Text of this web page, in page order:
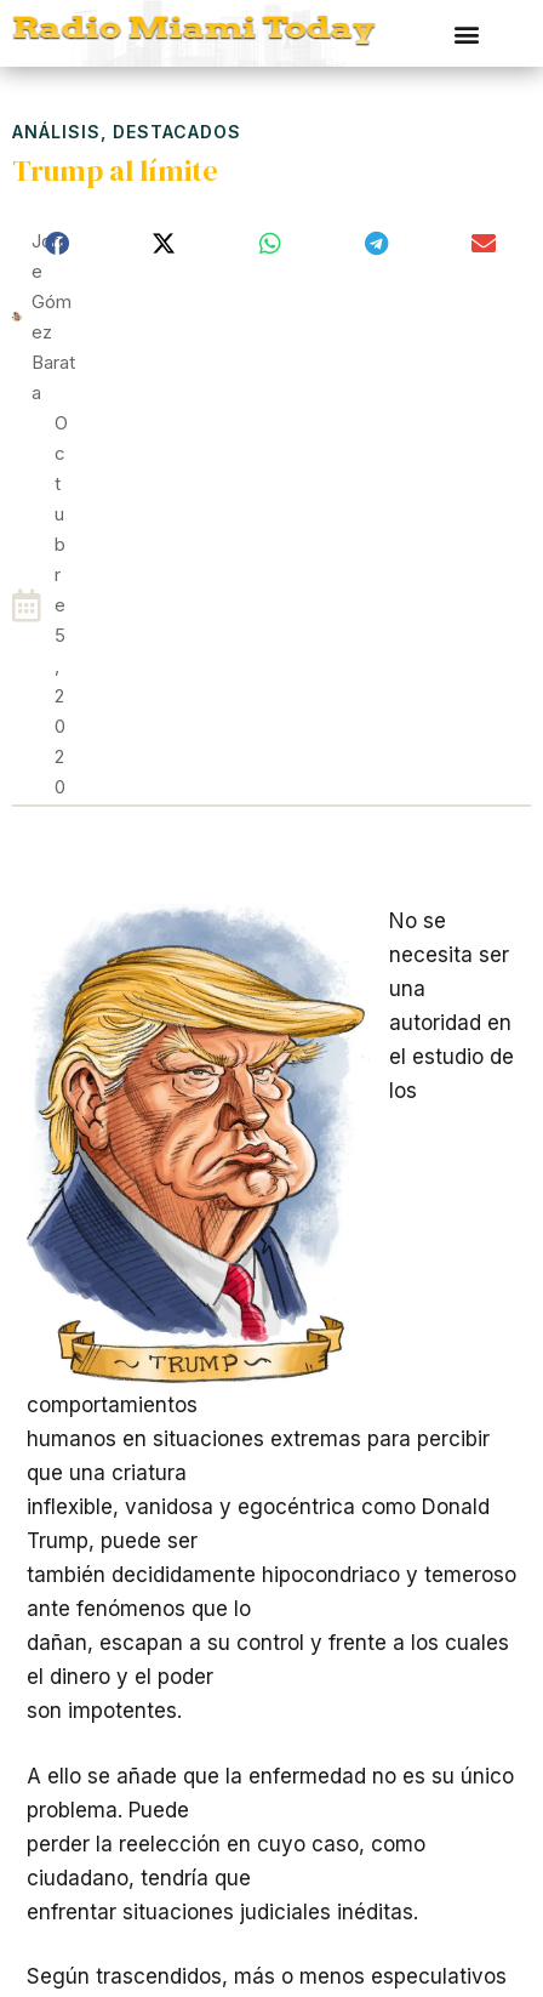
ANÁLISIS DESTACADOS
Trump al límite
Jorg
E
Góm
Ez
Barat
A
O
C
T
U
B
R
E
5
,
2
0
2
0
No se
necesita ser
una
autoridad en
el estudio de
los
comportamientos
humanos en situaciones extremas para percibir
que una criatura
inflexible, vanidosa y egocéntrica como Donald
Trump, puede ser
también decididamente hipocondriaco y temeroso
ante fenómenos que lo
dañan, escapan a su control y frente a los cuales
el dinero y el poder
son impotentes.
A ello se añade que la enfermedad no es su único
problema. Puede
perder la reelección en cuyo caso, como
ciudadano, tendría que
enfrentar situaciones judiciales inéditas.
Según trascendidos, más o menos especulativos